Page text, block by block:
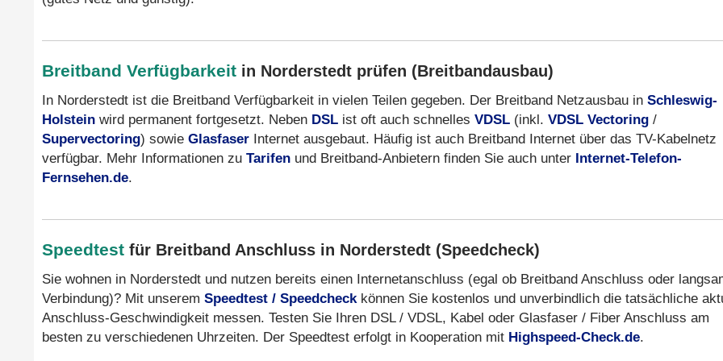
Breitband Verfügbarkeit in Norderstedt prüfen (Breitbandausbau)
In Norderstedt ist die Breitband Verfügbarkeit in vielen Teilen gegeben. Der Breitband Netzausbau in Schleswig-
Holstein wird permanent fortgesetzt. Neben DSL ist oft auch schnelles VDSL (inkl. VDSL Vectoring /
Supervectoring) sowie Glasfaser Internet ausgebaut. Häufig ist auch Breitband Internet über das TV-Kabelnetz
verfügbar. Mehr Informationen zu Tarifen und Breitband-Anbietern finden Sie auch unter Internet-Telefon-
Fernsehen.de.
Speedtest für Breitband Anschluss in Norderstedt (Speedcheck)
Sie wohnen in Norderstedt und nutzen bereits einen Internetanschluss (egal ob Breitband Anschluss oder
Verbindung)? Mit unserem Speedtest / Speedcheckkönnen Sie kostenlos und unverbindlich die tatsächliche
Anschluss-Geschwindigkeit messen. Testen Sie Ihren DSL / VDSL, Kabel oder Glasfaser / Fiber Anschluss am
besten zu verschiedenen Uhrzeiten. Der Speedtest erfolgt in Kooperation mit Highspeed-Check.de.